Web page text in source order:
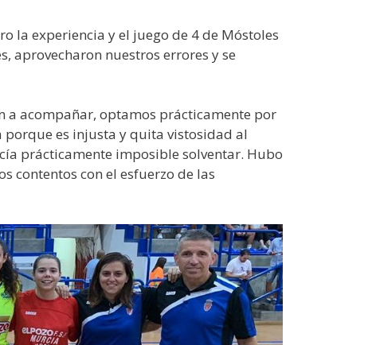
la experiencia y el juego de 4 de Móstoles
aprovecharon nuestros errores y se
a acompañar, optamos prácticamente por
es injusta y quita vistosidad al
prácticamente imposible solventar. Hubo
contentos con el esfuerzo de las